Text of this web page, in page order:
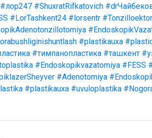
#лор247 #ShuxratRifkatovich
#LorTashkent24 #lorsentr
#plastikauxa
#тимпанопластика #ташкент
#Endoskopikvazatomiya #FESS
#Adenotomiya
#plastikauxa #uvuloplastika